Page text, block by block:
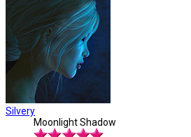
Silvery
Moonlight Shadow